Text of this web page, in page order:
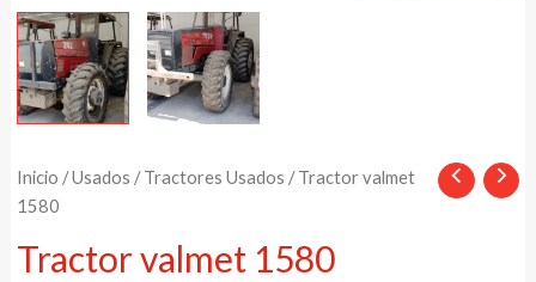
Inicio /Usados /Tractores Usados / Tractor valmet
1580
Tractor valmet 1580